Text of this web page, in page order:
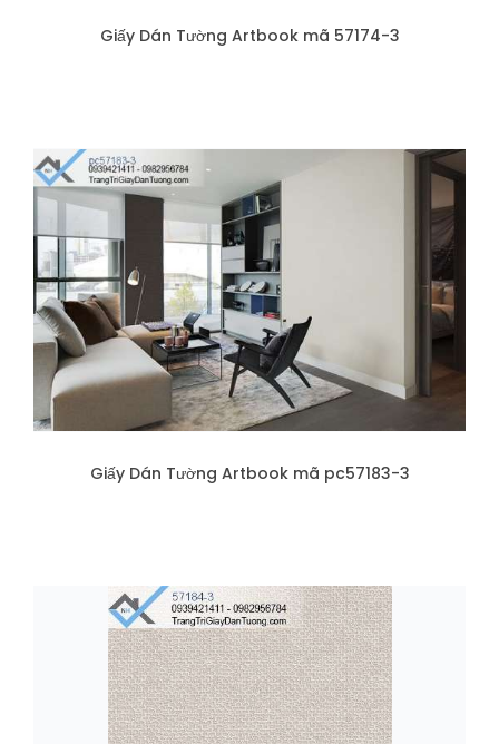
Giấy Dán Tường Artbook mã 57174-3
Giấy Dán Tường Artbook mã pc57183-3